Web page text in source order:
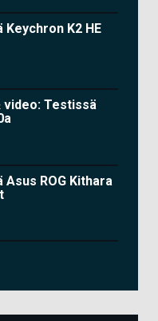
K2 HE
video: Testissä
ROG Kithara